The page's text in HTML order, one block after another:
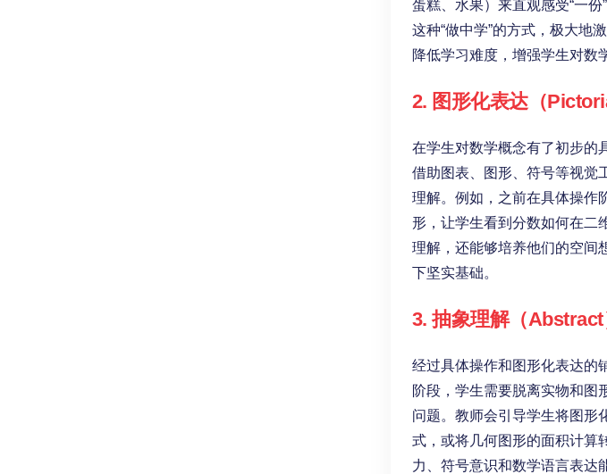
蛋糕、水果）来直观感受“一份
这种“做中学”的方式，极大地
降低学习难度，增强学生对数
2. 图形化表达（
在学生对数学概念有了初步的
借助图表、图形、符号等视觉
理解。例如，之前在具体操作
形，让学生看到分数如何在二
理解，还能够培养他们的空间
下坚实基础。
3. 抽象理解（
经过具体操作和图形化表达的
阶段，学生需要脱离实物和图
问题。教师会引导学生将图形
式，或将几何图形的面积计算
力、符号意识和数学语言表达